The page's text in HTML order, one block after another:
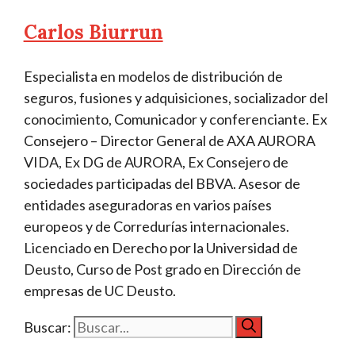
Carlos Biurrun
Especialista en modelos de distribución de
seguros, fusiones y adquisiciones, socializador del
conocimiento, Comunicador y conferenciante. Ex
Consejero – Director General de AXA AURORA
VIDA, Ex DG de AURORA, Ex Consejero de
sociedades participadas del BBVA. Asesor de
entidades aseguradoras en varios países
europeos y de Corredurías internacionales.
Licenciado en Derecho por la Universidad de
Deusto, Curso de Post grado en Dirección de
empresas de UC Deusto.
Buscar: